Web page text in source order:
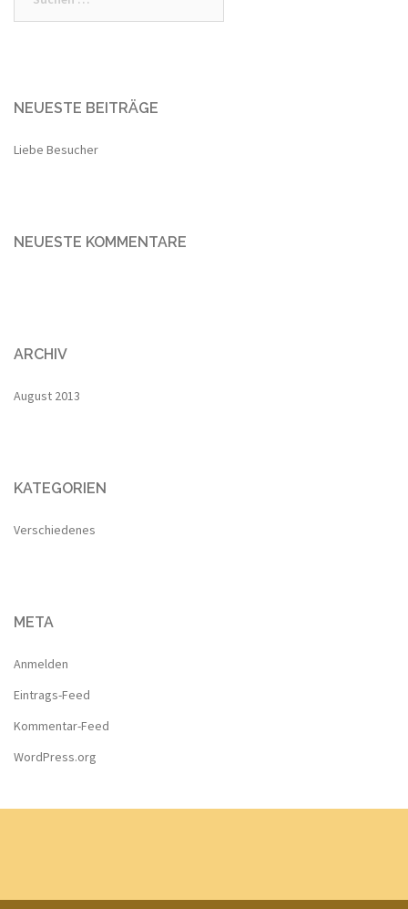
nach:
NEUESTE BEITRÄGE
Liebe Besucher
NEUESTE KOMMENTARE
ARCHIV
August 2013
KATEGORIEN
Verschiedenes
META
Anmelden
Eintrags-Feed
Kommentar-Feed
WordPress.org